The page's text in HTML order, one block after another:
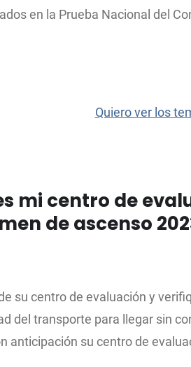
en la Prueba Nacional del
Quiero ver los
mi centro de
de ascenso
su centro de evaluación y
del transporte para llegar sin
anticipación su centro de